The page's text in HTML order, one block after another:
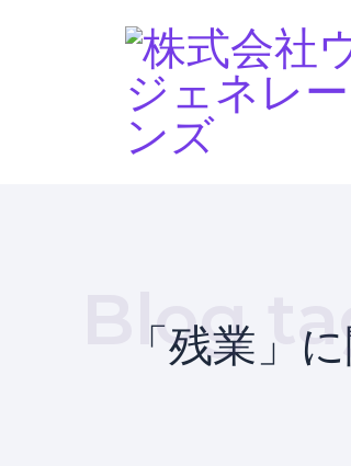
Home ブログ
Blog
「残業」